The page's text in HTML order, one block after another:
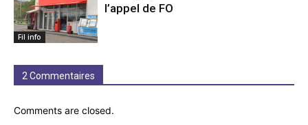
Fil info
l’appel de FO
2 Commentaires
Comments are closed.